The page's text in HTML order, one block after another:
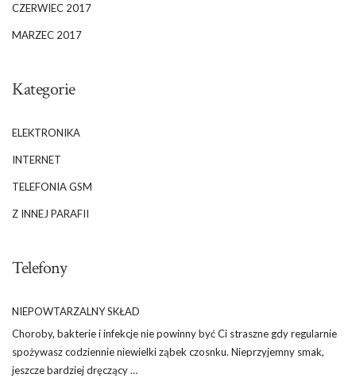
CZERWIEC 2017
MARZEC 2017
Kategorie
ELEKTRONIKA
INTERNET
TELEFONIA GSM
Z INNEJ PARAFII
Telefony
NIEPOWTARZALNY SKŁAD
Choroby, bakterie i infekcje nie powinny być Ci straszne gdy regularnie
spożywasz codziennie niewielki ząbek czosnku. Nieprzyjemny smak,
jeszcze bardziej dręczący …